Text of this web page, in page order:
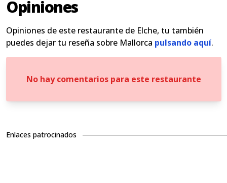
Opiniones
Opiniones de este restaurante de Elche, tu también
puedes dejar tu reseña sobre Mallorca pulsando aquí.
No hay comentarios para este restaurante
Enlaces patrocinados